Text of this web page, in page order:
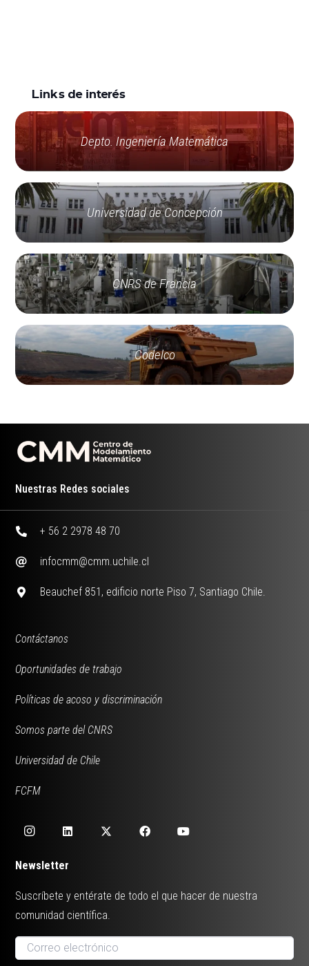
Links de interés
Depto. Ingeniería Matemática
Universidad de Concepción
CNRS de Francia
Codelco
Nuestras Redes sociales
+ 56 2 2978 48 70
infocmm@cmm.uchile.cl
Beauchef 851, edificio norte Piso 7, Santiago Chile.
Contáctanos
Oportunidades de trabajo
Políticas de acoso y discriminación
Somos parte del CNRS
Universidad de Chile
FCFM
Newsletter
Suscríbete y entérate de todo el que hacer de nuestra
comunidad científica.